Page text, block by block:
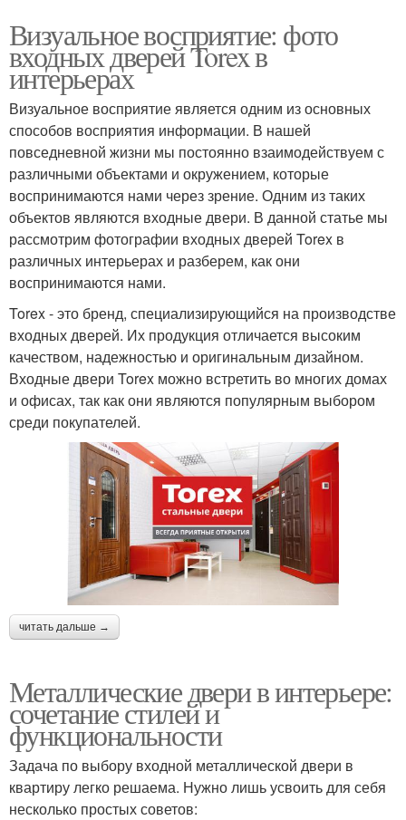
Визуальное восприятие: фото
входных дверей Torex в
интерьерах
Визуальное восприятие является одним из основных
способов восприятия информации. В нашей
повседневной жизни мы постоянно взаимодействуем с
различными объектами и окружением, которые
воспринимаются нами через зрение. Одним из таких
объектов являются входные двери. В данной статье мы
рассмотрим фотографии входных дверей Torex в
различных интерьерах и разберем, как они
воспринимаются нами.
Torex - это бренд, специализирующийся на производстве
входных дверей. Их продукция отличается высоким
качеством, надежностью и оригинальным дизайном.
Входные двери Torex можно встретить во многих домах
и офисах, так как они являются популярным выбором
среди покупателей.
читать дальше →
Металлические двери в интерьере:
сочетание стилей и
функциональности
Задача по выбору входной металлической двери в
квартиру легко решаема. Нужно лишь усвоить для себя
несколько простых советов: